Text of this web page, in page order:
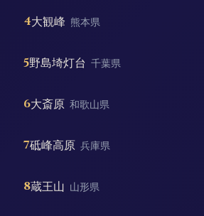
4大観峰 熊本県
5野島埼灯台 千葉県
6大斎原 和歌山県
7砥峰高原 兵庫県
8蔵王山 山形県